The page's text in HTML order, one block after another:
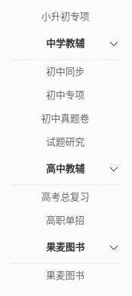
小升初专项
中学教辅
初中同步
初中专项
初中真题卷
试题研究
高中教辅
高考总复习
高职单招
果麦图书
果麦图书